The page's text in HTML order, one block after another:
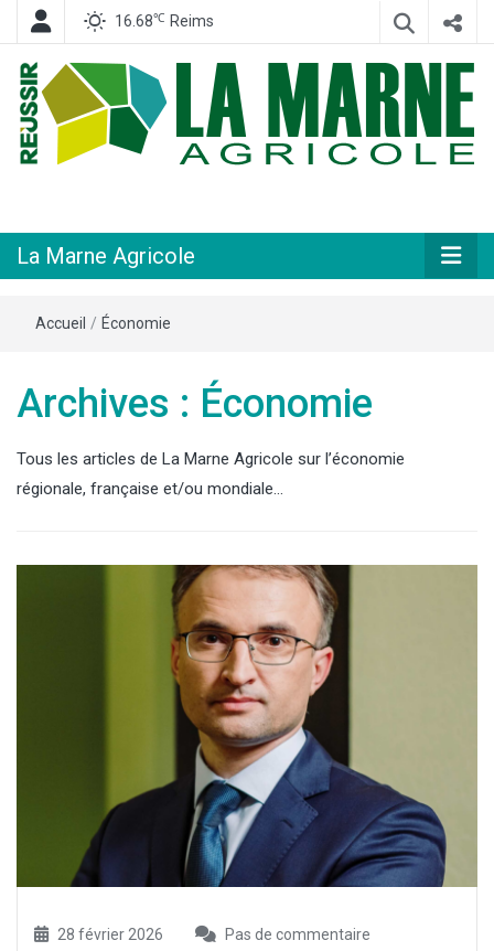
16.68℃ Reims
Agricole
La Marne Agricole
Accueil / Économie
Archives : Économie
Tous les articles de La Marne Agricole sur l’économie
régionale, française et/ou mondiale…
28 février 2026 Pas de commentaire